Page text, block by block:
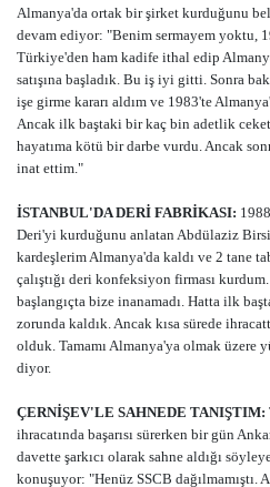
Almanya'da ortak bir şirket kurduğunu
devam ediyor: "Benim sermayem yoktu,
Türkiye'den ham kadife ithal edip
satışına başladık. Bu iş iyi gitti. Sonra
işe girme kararı aldım ve 1983'te
Ancak ilk baştaki bir kaç bin adetlik
hayatıma kötü bir darbe vurdu. Ancak
inat ettim."
İSTANBUL'DA DERİ FABRİKASI:
Deri'yi kurduğunu anlatan Abdülaziz
kardeşlerim Almanya'da kaldı ve 2 tane
çalıştığı deri konfeksiyon firması kurdum.
başlangıçta bize inanamadı. Hatta ilk
zorunda kaldık. Ancak kısa sürede
olduk. Tamamı Almanya'ya olmak üzere
diyor.
ÇERNİŞEV'LE SAHNEDE TANIŞTIM:
ihracatında başarısı sürerken bir gün
davette şarkıcı olarak sahne aldığı
konuşuyor: "Henüz SSCB